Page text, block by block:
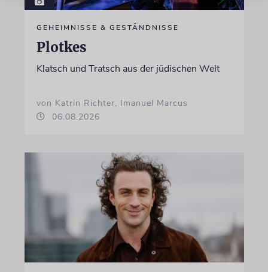
GEHEIMNISSE & GESTÄNDNISSE
Plotkes
Klatsch und Tratsch aus der jüdischen Welt
von Katrin Richter, Imanuel Marcus
06.08.2026